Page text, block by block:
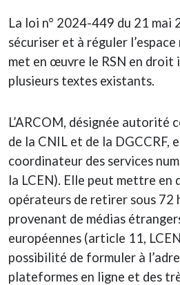
La loi n° 2024-449 du 21 mai
sécuriser et à réguler l’espace
met en œuvre le RSN en droit
plusieurs textes existants.
L’ARCOM, désignée autorité
de la CNIL et de la DGCCRF,
coordinateur des services
la LCEN). Elle peut mettre en
opérateurs de retirer sous 72
provenant de médias
européennes (article 11,
possibilité de formuler à
plateformes en ligne et des